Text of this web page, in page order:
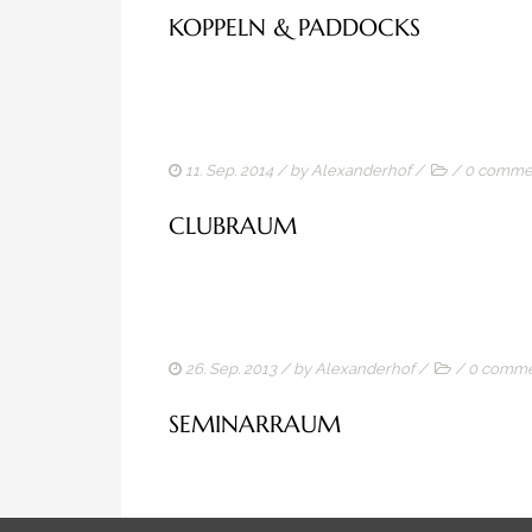
KOPPELN & PADDOCKS
11. Sep. 2014 / byAlexanderhof/ / 0
CLUBRAUM
26. Sep. 2013/ byAlexanderhof/ / 0
SEMINARRAUM